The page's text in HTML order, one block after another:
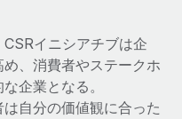
CSRイニシアチブは企
、消費者やステークホ
企業となる。
自分の価値観に合った